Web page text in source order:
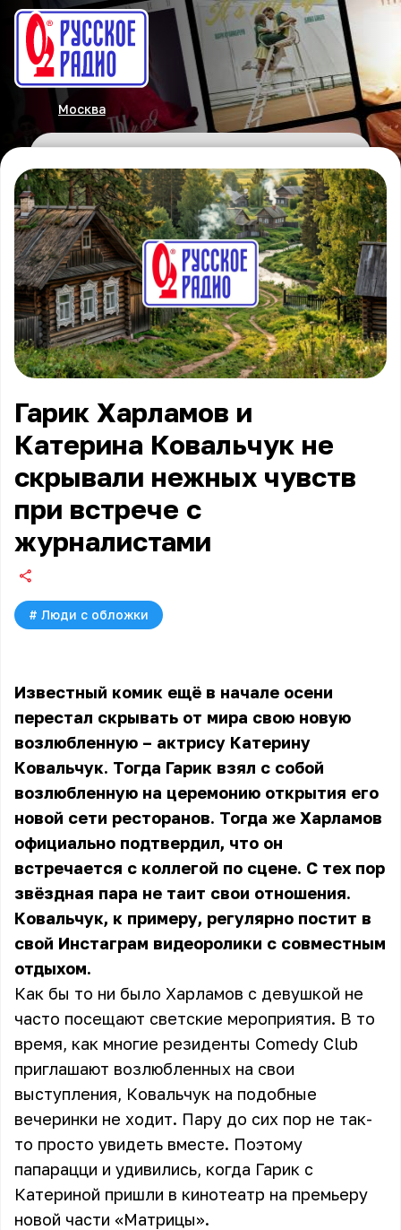
Москва
Гарик Харламов и
Катерина Ковальчук не
скрывали нежных чувств
при встрече с
журналистами
# Люди с обложки
Известный комик ещё в начале осени
перестал скрывать от мира свою новую
возлюбленную – актрису Катерину
Ковальчук. Тогда Гарик взял с собой
возлюбленную на церемонию открытия его
новой сети ресторанов. Тогда же Харламов
официально подтвердил, что он
встречается с коллегой по сцене. С тех пор
звёздная пара не таит свои отношения.
Ковальчук, к примеру, регулярно постит в
свой Инстаграм видеоролики с совместным
отдыхом.
Как бы то ни было Харламов с девушкой не
часто посещают светские мероприятия. В то
время, как многие резиденты Comedy Club
приглашают возлюбленных на свои
выступления, Ковальчук на подобные
вечеринки не ходит. Пару до сих пор не так-
то просто увидеть вместе. Поэтому
папарацци и удивились, когда Гарик с
Катериной пришли в кинотеатр на премьеру
новой части «Матрицы».